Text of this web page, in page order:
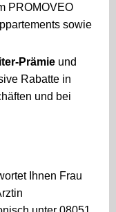
PROMOVEO
sowie
Prämieund
Rabatte in
und bei
Ihnen Frau